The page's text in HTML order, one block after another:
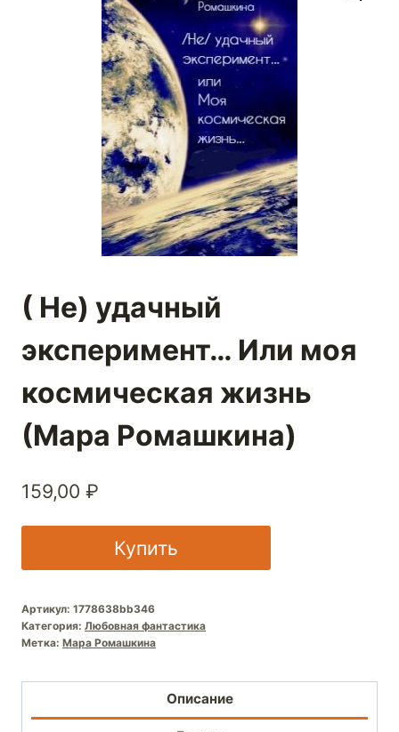
( Не) удачный
эксперимент… Или моя
космическая жизнь
(Мара Ромашкина)
159,00 ₽
Купить
Артикул: 1778638bb346
Категория: Любовная фантастика
Метка: Мара Ромашкина
Описание